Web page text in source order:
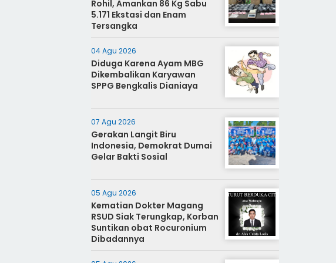
Rohil, Amankan 86 Kg Sabu
5.171 Ekstasi dan Enam
Tersangka
04 Agu 2026
Diduga Karena Ayam MBG
Dikembalikan Karyawan
SPPG Bengkalis Dianiaya
07 Agu 2026
Gerakan Langit Biru
Indonesia, Demokrat Dumai
Gelar Bakti Sosial
05 Agu 2026
Kematian Dokter Magang
RSUD Siak Terungkap, Korban
Suntikan obat Rocuronium
Dibadannya